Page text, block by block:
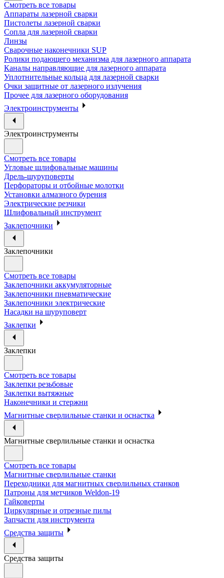
Смотреть все товары
Аппараты лазерной сварки
Пистолеты лазерной сварки
Сопла для лазерной сварки
Линзы
Сварочные наконечники SUP
Ролики подающего механизма для лазерного аппарата
Каналы направляющие для лазерного аппарата
Уплотнительные кольца для лазерной сварки
Очки защитные от лазерного излучения
Прочее для лазерного оборудования
Электроинструменты
Электроинструменты
Смотреть все товары
Угловые шлифовальные машины
Дрель-шуруповерты
Перфораторы и отбойные молотки
Установки алмазного бурения
Электрические резчики
Шлифовальный инструмент
Заклепочники
Заклепочники
Смотреть все товары
Заклепочники аккумуляторные
Заклепочники пневматические
Заклепочники электрические
Насадки на шуруповерт
Заклепки
Заклепки
Смотреть все товары
Заклепки резьбовые
Заклепки вытяжные
Наконечники и стержни
Магнитные сверлильные станки и оснастка
Магнитные сверлильные станки и оснастка
Смотреть все товары
Магнитные сверлильные станки
Переходники для магнитных сверлильных станков
Патроны для метчиков Weldon-19
Гайковерты
Циркулярные и отрезные пилы
Запчасти для инструмента
Средства защиты
Средства защиты